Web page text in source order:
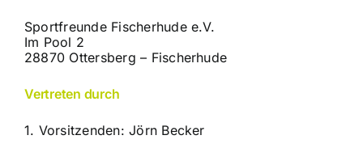
Sportfreunde Fischerhude e.V.
Im Pool 2
28870 Ottersberg – Fischerhude
Vertreten durch
1. Vorsitzenden: Jörn Becker